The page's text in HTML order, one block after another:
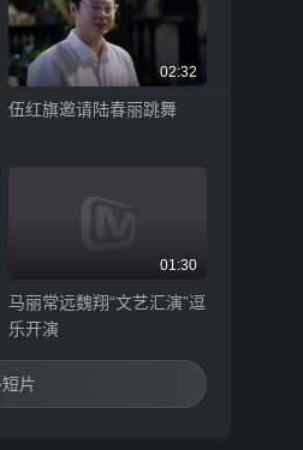
02:32
伍红旗邀请陆春丽跳舞
01:30
马丽常远魏翔“文艺汇演”逗
乐开演
片